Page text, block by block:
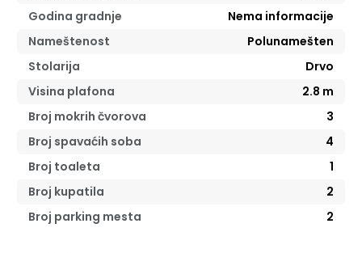
Godina gradnje
Nema informacije
Nameštenost
Polunamešten
Stolarija
Drvo
Visina plafona
2.8 m
Broj mokrih čvorova
3
Broj spavaćih soba
4
Broj toaleta
1
Broj kupatila
2
Broj parking mesta
2